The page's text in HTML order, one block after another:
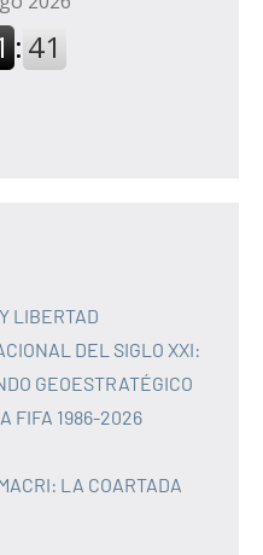
LIBERTAD
DEL SIGLO XXI:
GEOESTRATÉGICO
FIFA 1986-2026
LA COARTADA